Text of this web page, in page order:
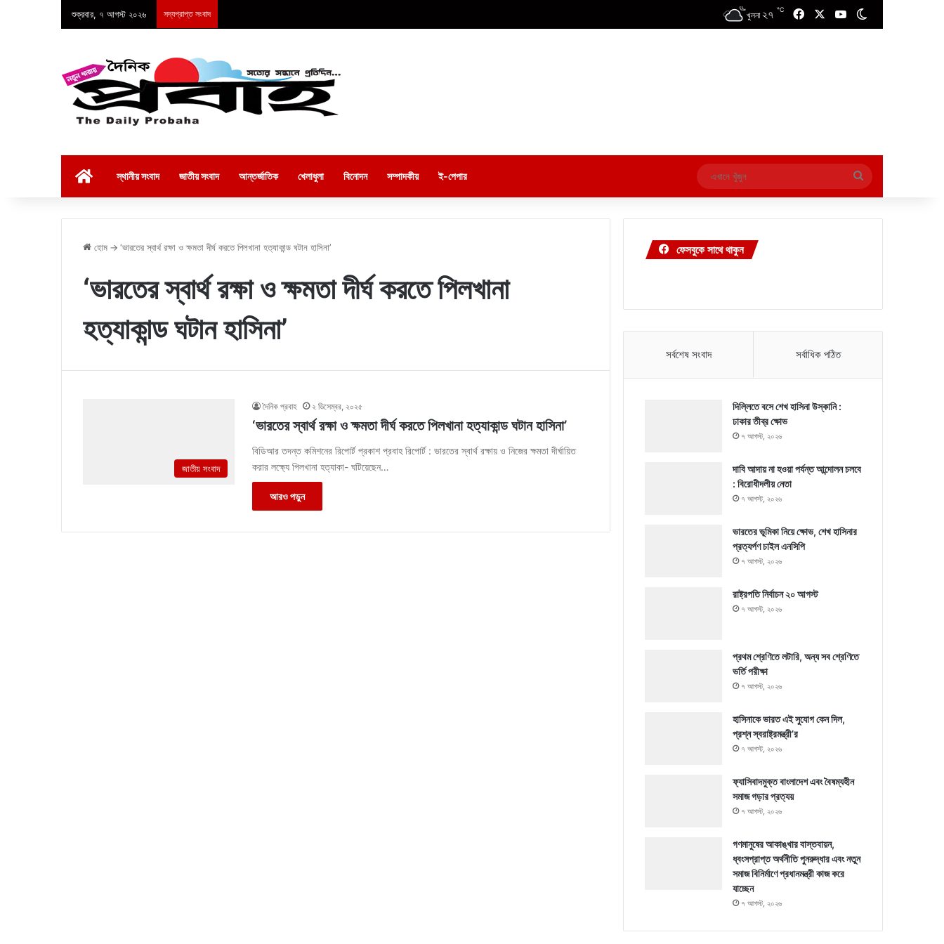
শুক্রবার, ৭ আগস্ট ২০২৬ সদ্যপ্রাপ্ত সংবাদ খুলনা ২৭ ℃ FacebookYouTube
স্থানীয় সংবাদ জাতীয় সংবাদ আন্তর্জাতিক খেলাধুলা বিনোদন সম্পাদকীয় ই-পেপার
এখানে
খুঁজুন
হোম → ‘ভারতের স্বার্থ রক্ষা ও ক্ষমতা দীর্ঘ করতে পিলখানা হত্যাকান্ড ঘটান হাসিনা’
‘ভারতের স্বার্থ রক্ষা ও ক্ষমতা দীর্ঘ করতে পিলখানা
হত্যাকান্ড ঘটান হাসিনা’
জাতীয় সংবাদ
দৈনিক প্রবাহ ২ ডিসেম্বর, ২০২৫
‘ভারতের স্বার্থ রক্ষা ও ক্ষমতা দীর্ঘ করতে পিলখানা হত্যাকান্ড ঘটান হাসিনা’
বিডিআর তদন্ত কমিশনের রিপোর্ট প্রকাশ প্রবাহ রিপোর্ট : ভারতের স্বার্থ রক্ষায় ও নিজের ক্ষমতা দীর্ঘায়িত
করার লক্ষ্যে পিলখানা হত্যাকা- ঘটিয়েছেন…
আরও পড়ুন
ফেসবুকে সাথে থাকুন
সর্বশেষ সংবাদ সর্বাধিক পঠিত
দিল্লিতে বসে শেখ হাসিনা উস্কানি :
ঢাকার তীব্র ক্ষোভ
৭ আগস্ট, ২০২৬
দাবি আদায় না হওয়া পর্যন্ত আন্দোলন চলবে
: বিরোধীদলীয় নেতা
৭ আগস্ট, ২০২৬
ভারতের ভূমিকা নিয়ে ক্ষোভ, শেখ হাসিনার
প্রত্যর্পণ চাইল এনসিপি
৭ আগস্ট, ২০২৬
রাষ্ট্রপতি নির্বাচন ২০ আগস্ট
৭ আগস্ট, ২০২৬
প্রথম শ্রেণিতে লটারি, অন্য সব শ্রেণিতে
ভর্তি পরীক্ষা
৭ আগস্ট, ২০২৬
হাসিনাকে ভারত এই সুযোগ কেন দিল,
প্রশ্ন স্বরাষ্ট্রমন্ত্রী’র
৭ আগস্ট, ২০২৬
ফ্যাসিবাদমুক্ত বাংলাদেশ এবং বৈষম্যহীন
সমাজ গড়ার প্রত্যয়
৭ আগস্ট, ২০২৬
গণমানুষের আকাঙ্খার বাস্তবায়ন,
ধ্বংসপ্রাপ্ত অর্থনীতি পুনরুদ্ধার এবং নতুন
সমাজ বিনির্মাণে প্রধানমন্ত্রী কাজ করে
যাচ্ছেন
৭ আগস্ট, ২০২৬